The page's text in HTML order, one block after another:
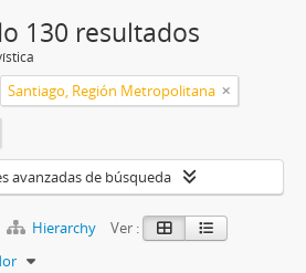
130 resultados
Santiago, Región Metropolitana
avanzadas de búsqueda
Hierarchy
Ver :